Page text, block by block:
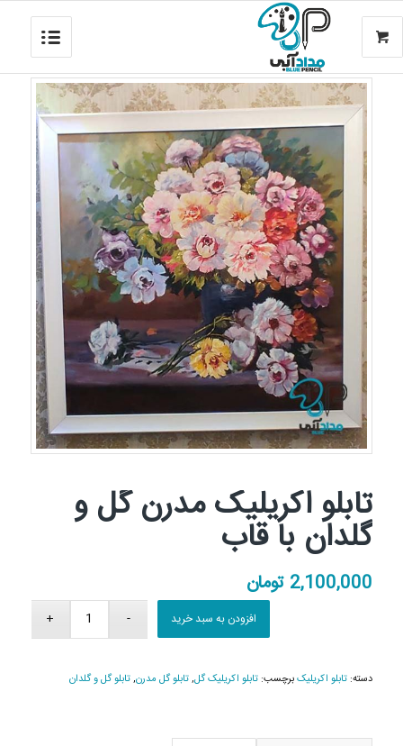
تابلو اکریلیک مدرن گل و
گلدان با قاب
2,100,000 تومان
افزودن به سبد خرید
دسته: تابلو اکریلیکبرچسب: تابلو اکریلیک گل,تابلو گل مدرن,تابلو گل و گلدان